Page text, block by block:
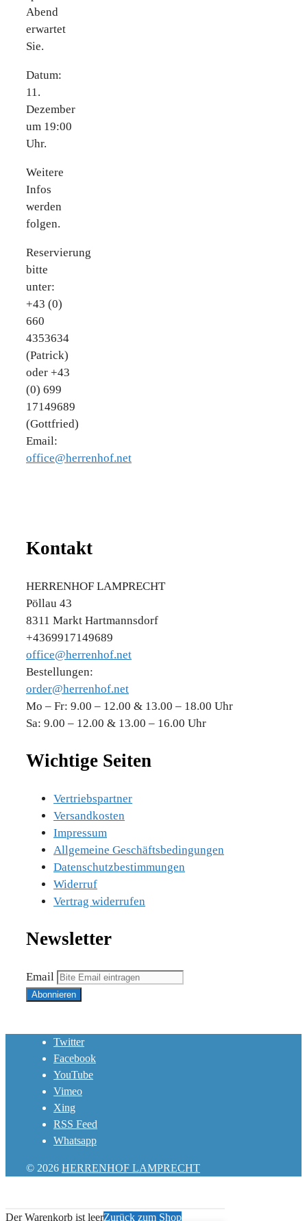
Abend
erwartet
Sie.
Datum:
11.
Dezember
um 19:00
Uhr.
Weitere
Infos
werden
folgen.
Reservierung
bitte
unter:
+43 (0)
660
4353634
(Patrick)
oder +43
(0) 699
17149689
(Gottfried)
Email:
office@herrenhof.net
Kontakt
HERRENHOF LAMPRECHT
Pöllau 43
8311 Markt Hartmannsdorf
+4369917149689
office@herrenhof.net
Bestellungen:
order@herrenhof.net
Mo – Fr: 9.00 – 12.00 & 13.00 – 18.00 Uhr
Sa: 9.00 – 12.00 & 13.00 – 16.00 Uhr
Wichtige Seiten
Vertriebspartner
Versandkosten
Impressum
Allgemeine Geschäftsbedingungen
Datenschutzbestimmungen
Widerruf
Vertrag widerrufen
Newsletter
Email
Twitter
Facebook
YouTube
Vimeo
Xing
RSS Feed
Whatsapp
© 2026 HERRENHOF LAMPRECHT
Der Warenkorb ist leerZurück zum Shop